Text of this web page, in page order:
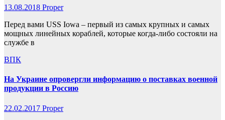
13.08.2018 Proper
Перед вами USS Iowa – первый из самых крупных и самых
мощных линейных кораблей, которые когда-либо состояли на
службе в
ВПК
На Украине опровергли информацию о поставках военной
продукции в Россию
22.02.2017 Proper